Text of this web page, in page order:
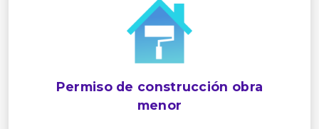
Permiso de construcción obra
menor